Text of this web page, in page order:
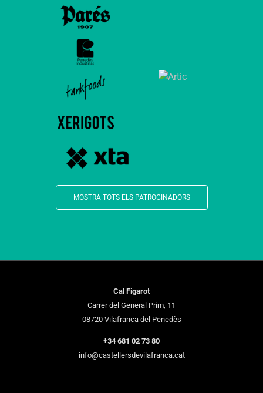
MOSTRA TOTS ELS PATROCINADORS
Cal Figarot
Carrer del General Prim, 11
08720 Vilafranca del Penedès
+34 681 02 73 80
info@castellersdevilafranca.cat